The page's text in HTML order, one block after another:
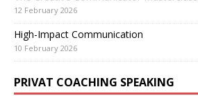
12 February 2026
High-Impact Communication
10 February 2026
PRIVAT COACHING SPEAKING